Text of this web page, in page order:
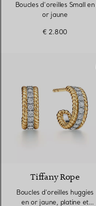
Boucles d’oreilles Small en
or jaune
€ 2.800
Tiffany Rope
Boucles d’oreilles huggies
en or jaune, platine et